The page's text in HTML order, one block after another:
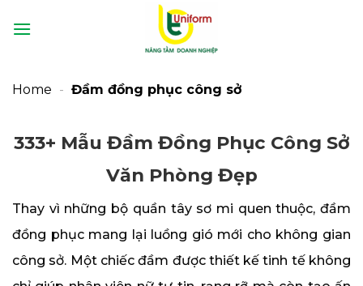
qua
Home - Đầm đồng phục công sở
333+ Mẫu Đầm Đồng Phục Công Sở
Văn Phòng Đẹp
Thay vì những bộ quần tây sơ mi quen thuộc, đầm
đồng phục mang lại luồng gió mới cho không gian
công sở. Một chiếc đầm được thiết kế tinh tế không